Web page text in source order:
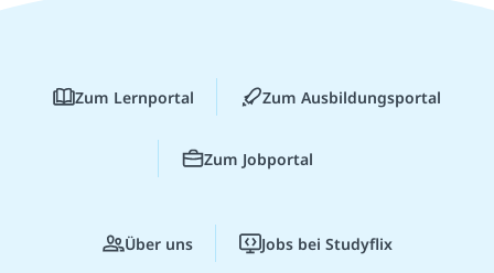
Zum Lernportal Zum Ausbildungsportal
Zum Jobportal
Über uns Jobs bei Studyflix